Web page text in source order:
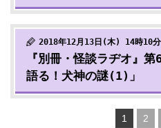
2018年12月13日(木) 14時10分
『別冊・怪談ラヂオ』
語る！犬神の謎(1)」
1 2